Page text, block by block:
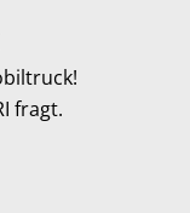
fragt.